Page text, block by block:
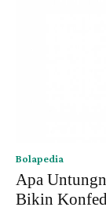
Bolapedia
Apa
Bikin